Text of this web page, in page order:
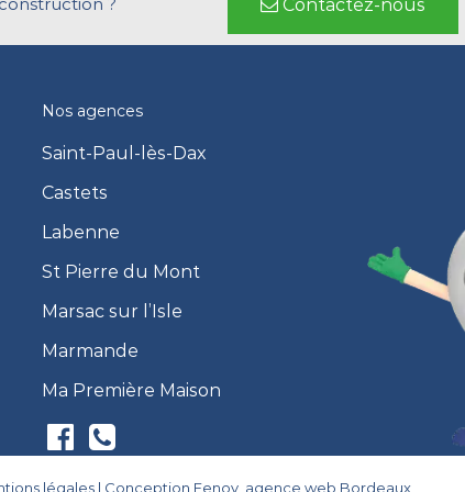
Contactez-nous
Nos agences
Saint-Paul-lès-Dax
Castets
Labenne
St Pierre du Mont
Marsac sur l’Isle
Marmande
Ma Première Maison
légales | Conception Eenov, agence web Bordeaux